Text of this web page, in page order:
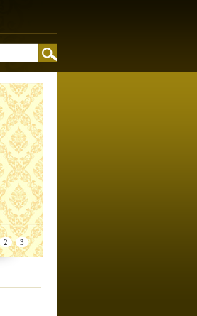
2 3